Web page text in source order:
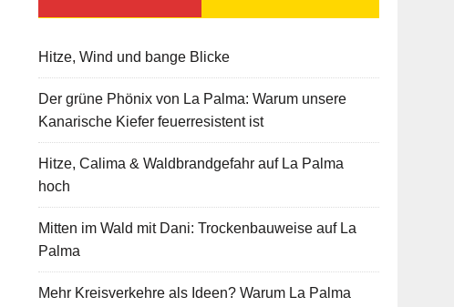
Hitze, Wind und bange Blicke
Der grüne Phönix von La Palma: Warum unsere
Kanarische Kiefer feuerresistent ist
Hitze, Calima & Waldbrandgefahr auf La Palma
hoch
Mitten im Wald mit Dani: Trockenbauweise auf La
Palma
Mehr Kreisverkehre als Ideen? Warum La Palma